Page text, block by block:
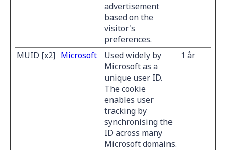
advertisement
based on the
visitor's
preferences.
MUID [x2] Microsoft
Used widely by
Microsoft as a
unique user ID.
The cookie
enables user
tracking by
synchronising the
ID across many
Microsoft domains.
1 år